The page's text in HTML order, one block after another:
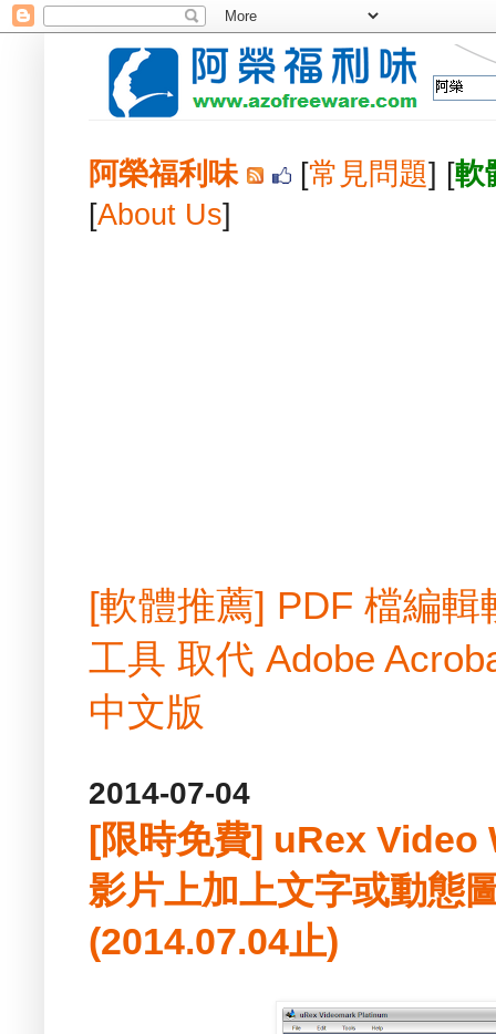
阿榮福利味 [常見問題] [軟
[About Us]
[軟體推薦] PDF 檔編
工具 取代 Adobe
中文版
2014-07-04
[限時免費] uRex
影片上加上文字或動態
(2014.07.04止)